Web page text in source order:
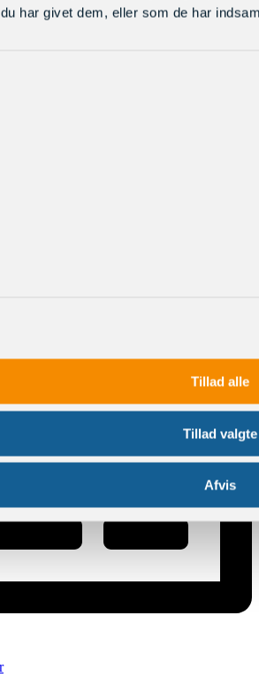
har givet dem, eller som de har
Tillad alle
Tillad valgte
Afvis